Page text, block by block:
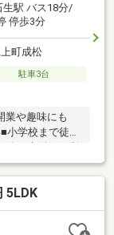
生駅 バス18分/
停歩3分
町成松
駐車3台
や趣味にも
学校まで徒歩
4分■氷上中学
歩約9分■丹波
◆当日の内覧・
ご相談を承って
』『新築』など
5LDK